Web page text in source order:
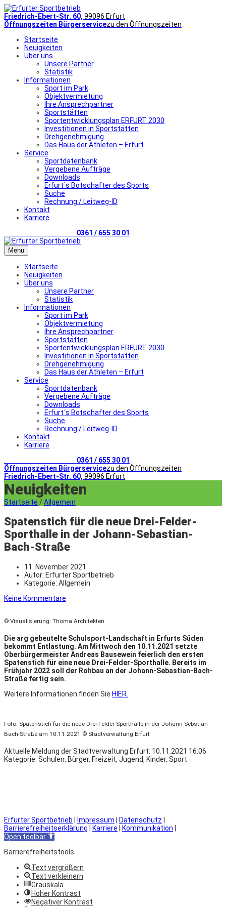
Friedrich-Ebert-Str. 60, 99096 Erfurt
Öffnungszeiten Bürgerservicezu den Öffnungszeiten
Startseite
Neuigkeiten
Über uns
Unsere Partner
Statistik
Informationen
Sport im Park
Objektvermietung
Ihre Ansprechpartner
Sportstätten
Sportentwicklungsplan ERFURT 2030
Investitionen in Sportstätten
Drehgenehmigung
Das Haus der Athleten – Erfurt
Service
Sportdatenbank
Vergebene Aufträge
Downloads
Erfurt´s Botschafter des Sports
Suche
Rechnung / Leitweg-ID
Kontakt
Karriere
0361 / 655 30 01
Menu
Startseite
Neuigkeiten
Über uns
Unsere Partner
Statistik
Informationen
Sport im Park
Objektvermietung
Ihre Ansprechpartner
Sportstätten
Sportentwicklungsplan ERFURT 2030
Investitionen in Sportstätten
Drehgenehmigung
Das Haus der Athleten – Erfurt
Service
Sportdatenbank
Vergebene Aufträge
Downloads
Erfurt´s Botschafter des Sports
Suche
Rechnung / Leitweg-ID
Kontakt
Karriere
0361 / 655 30 01
Öffnungszeiten Bürgerservicezu den Öffnungszeiten
Friedrich-Ebert-Str. 60, 99096 Erfurt
Neuigkeiten
Startseite /Allgemein
Spatenstich für die neue Drei-Felder-
Sporthalle in der Johann-Sebastian-
Bach-Straße
11. November 2021
Autor: Erfurter Sportbetrieb
Kategorie: Allgemein
Keine Kommentare
© Visualisierung: Thoma Architekten
Die arg gebeutelte Schulsport-Landschaft in Erfurts Süden
bekommt Entlastung. Am Mittwoch den 10.11.2021 setzte
Oberbürgermeister Andreas Bausewein feierlich den ersten
Spatenstich für eine neue Drei-Felder-Sporthalle. Bereits im
Frühjahr 2022 soll der Rohbau an der Johann-Sebastian-Bach-
Straße fertig sein.
Weitere Informationen finden Sie HIER.
Foto: Spatenstich für die neue Drei-Felder-Sporthalle in der Johann-Sebstian-
Bach-Straße am 10.11.2021 © Stadtverwaltung Erfurt
Aktuelle Meldung der Stadtverwaltung Erfurt: 10.11.2021 16:06
Kategorie: Schulen, Bürger, Freizeit, Jugend, Kinder, Sport
Erfurter Sportbetrieb Impressum Datenschutz
Barrierefreiheitserklärung
Karriere Kommunikation
Open toolbar
Barrierefreiheitstools
Text vergrößern
Text verkleinern
Grauskala
Hoher Kontrast
Negativer Kontrast